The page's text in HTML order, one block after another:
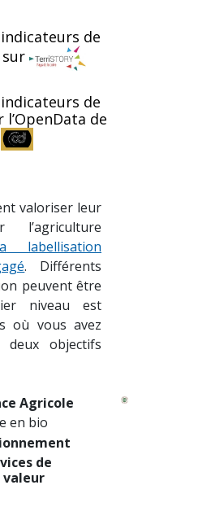
de
sur
de
l’OpenData de
valoriser leur
l’agriculture
labellisation
. Différents
peuvent être
niveau est
où vous avez
objectifs
Agricole
en bio
de